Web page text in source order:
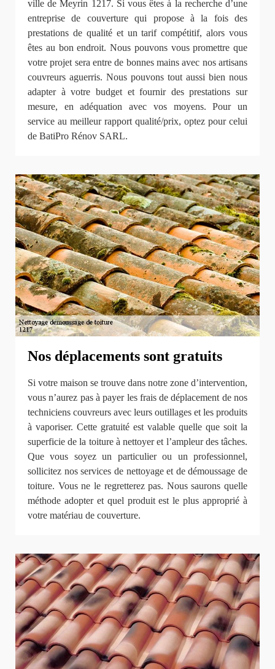
ville de Meyrin 1217. Si vous êtes à la recherche d’une
entreprise de couverture qui propose à la fois des
prestations de qualité et un tarif compétitif, alors vous
êtes au bon endroit. Nous pouvons vous promettre que
votre projet sera entre de bonnes mains avec nos artisans
couvreurs aguerris. Nous pouvons tout aussi bien nous
adapter à votre budget et fournir des prestations sur
mesure, en adéquation avec vos moyens. Pour un
service au meilleur rapport qualité/prix, optez pour celui
de BatiPro Rénov SARL.
Nos déplacements sont gratuits
Si votre maison se trouve dans notre zone d’intervention,
vous n’aurez pas à payer les frais de déplacement de nos
techniciens couvreurs avec leurs outillages et les produits
à vaporiser. Cette gratuité est valable quelle que soit la
superficie de la toiture à nettoyer et l’ampleur des tâches.
Que vous soyez un particulier ou un professionnel,
sollicitez nos services de nettoyage et de démoussage de
toiture. Vous ne le regretterez pas. Nous saurons quelle
méthode adopter et quel produit est le plus approprié à
votre matériau de couverture.